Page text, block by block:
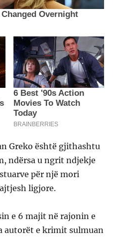
Greko është gjithashtu
ndërsa u ngrit ndjekje
për një mori
ligjore.
e 6 majit në rajonin e
autorët e krimit sulmuan